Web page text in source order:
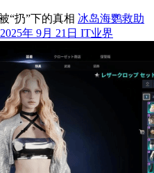
冰岛海鹦救助
2025年 9月 21日 IT业界